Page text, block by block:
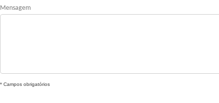
Mensagem
* Campos obrigatórios